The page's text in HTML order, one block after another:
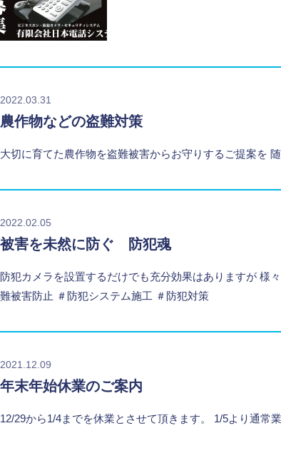
2022.03.31
農作物などの盗難対策
大切に育てた農作物を盗難被害からお守りするご提案を
2022.02.05
被害を未然に防ぐ 防犯魂
防犯カメラを設置するだけでも充分効果はありますが 様
難被害防止 ＃防犯システム施工 ＃防犯対策
2021.12.09
年末年始休業のご案内
12/29から1/4までを休業とさせて頂きます。 1/5より通常